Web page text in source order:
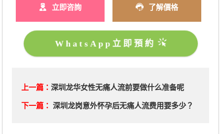
立即咨詢 了解價格
WhatsApp立即預約
上一篇： 深圳龙华女性无痛人流前要做什么准备呢
下一篇： 深圳龙岗意外怀孕后无痛人流费用要多少？